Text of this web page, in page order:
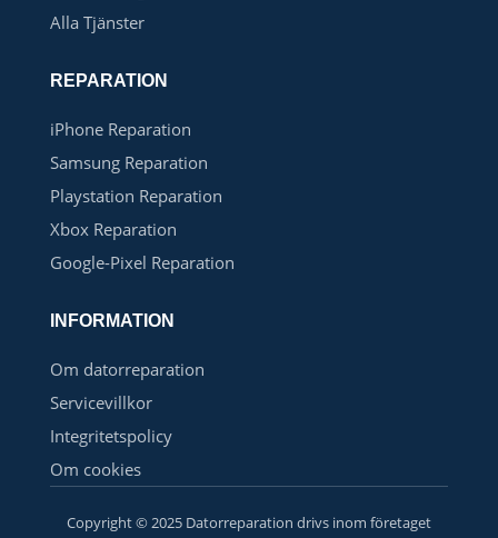
Alla Tjänster
REPARATION
iPhone Reparation
Samsung Reparation
Playstation Reparation
Xbox Reparation
Google-Pixel Reparation
INFORMATION
Om datorreparation
Servicevillkor
Integritetspolicy
Om cookies
Copyright © 2025 Datorreparation drivs inom företaget